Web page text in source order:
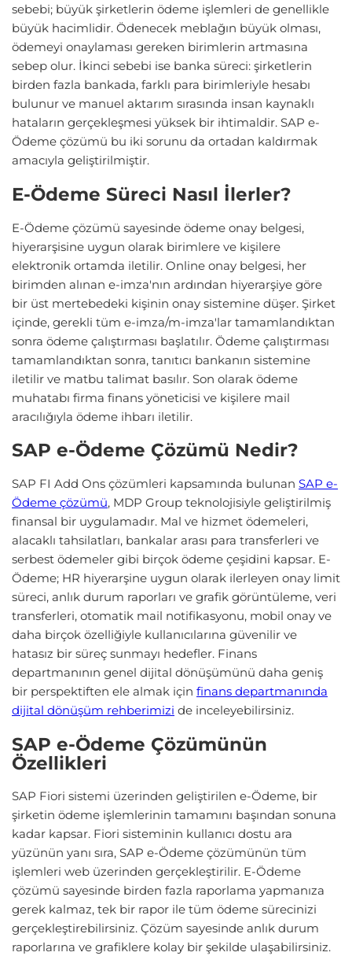
sebebi; büyük şirketlerin ödeme işlemleri de genellikle
büyük hacimlidir. Ödenecek meblağın büyük olması,
ödemeyi onaylaması gereken birimlerin artmasına
sebep olur. İkinci sebebi ise banka süreci: şirketlerin
birden fazla bankada, farklı para birimleriyle hesabı
bulunur ve manuel aktarım sırasında insan kaynaklı
hataların gerçekleşmesi yüksek bir ihtimaldir. SAP e-
Ödeme çözümü bu iki sorunu da ortadan kaldırmak
amacıyla geliştirilmiştir.
E-Ödeme Süreci Nasıl İlerler?
E-Ödeme çözümü sayesinde ödeme onay belgesi,
hiyerarşisine uygun olarak birimlere ve kişilere
elektronik ortamda iletilir. Online onay belgesi, her
birimden alınan e-imza'nın ardından hiyerarşiye göre
bir üst mertebedeki kişinin onay sistemine düşer. Şirket
içinde, gerekli tüm e-imza/m-imza'lar tamamlandıktan
sonra ödeme çalıştırması başlatılır. Ödeme çalıştırması
tamamlandıktan sonra, tanıtıcı bankanın sistemine
iletilir ve matbu talimat basılır. Son olarak ödeme
muhatabı firma finans yöneticisi ve kişilere mail
aracılığıyla ödeme ihbarı iletilir.
SAP e-Ödeme Çözümü Nedir?
SAP FI Add Ons çözümleri kapsamında bulunan SAP e-
Ödeme çözümü, MDP Group teknolojisiyle geliştirilmiş
finansal bir uygulamadır. Mal ve hizmet ödemeleri,
alacaklı tahsilatları, bankalar arası para transferleri ve
serbest ödemeler gibi birçok ödeme çeşidini kapsar. E-
Ödeme; HR hiyerarşine uygun olarak ilerleyen onay limit
süreci, anlık durum raporları ve grafik görüntüleme, veri
transferleri, otomatik mail notifikasyonu, mobil onay ve
daha birçok özelliğiyle kullanıcılarına güvenilir ve
hatasız bir süreç sunmayı hedefler. Finans
departmanının genel dijital dönüşümünü daha geniş
bir perspektiften ele almak için finans departmanında
dijital dönüşüm rehberimizi de inceleyebilirsiniz.
SAP e-Ödeme Çözümünün
Özellikleri
SAP Fiori sistemi üzerinden geliştirilen e-Ödeme, bir
şirketin ödeme işlemlerinin tamamını başından sonuna
kadar kapsar. Fiori sisteminin kullanıcı dostu ara
yüzünün yanı sıra, SAP e-Ödeme çözümünün tüm
işlemleri web üzerinden gerçekleştirilir. E-Ödeme
çözümü sayesinde birden fazla raporlama yapmanıza
gerek kalmaz, tek bir rapor ile tüm ödeme sürecinizi
gerçekleştirebilirsiniz. Çözüm sayesinde anlık durum
raporlarına ve grafiklere kolay bir şekilde ulaşabilirsiniz.